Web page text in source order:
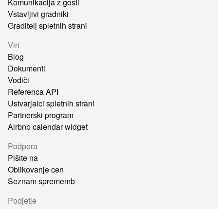
Vstavljivi gradniki
Graditelj spletnih strani
Viri
Blog
Dokumenti
Vodiči
Referenca API
Ustvarjalci spletnih strani
Partnerski program
Airbnb calendar widget
Podpora
Pišite na
Oblikovanje cen
Seznam sprememb
Podjetje